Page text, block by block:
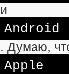
и
Android
. Думаю,
Apple